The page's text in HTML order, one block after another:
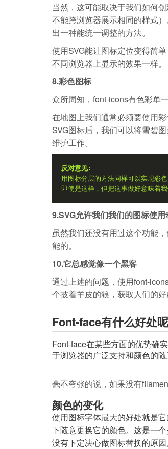
当然，这可能取决于我们如何
不能跨浏览器展示相同的样式
出一种能统一调整的方法。
使用SVG能让图标定位变得简
不同浏览器上显示的效果一样。
8.彩色图标
众所周知，font-icons有色彩单
在地图上我们通常必须要使用
SVG图标后，我们可以将雪碧
维护工作。
反对意见:
用图标分层的方法同样可以实现彩色
即使是这样，但把这事做好意味着
9.SVG允许我们我们的图标使用
虽然我们还没有用过这个功能
能的。
10.它总感觉像一个黑客
通过上述的问题，使用font-
个披着羊皮的狼，获取人们的好
Font-face有什么好处
Font-face在某些方面的优势确
于浏览器的广泛支持和颜色的随
毫不夸张的说，如果没有
颜色的变化
使用图标字体最大的好处就是
下随意更换它的颜色。这是一
没有下定决心做图标替换的原因